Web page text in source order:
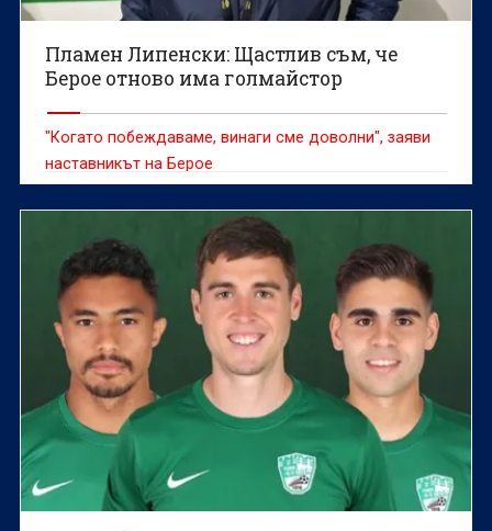
Пламен Липенски: Щастлив съм, че
Берое отново има голмайстор
"Когато побеждаваме, винаги сме доволни", заяви
наставникът на Берое